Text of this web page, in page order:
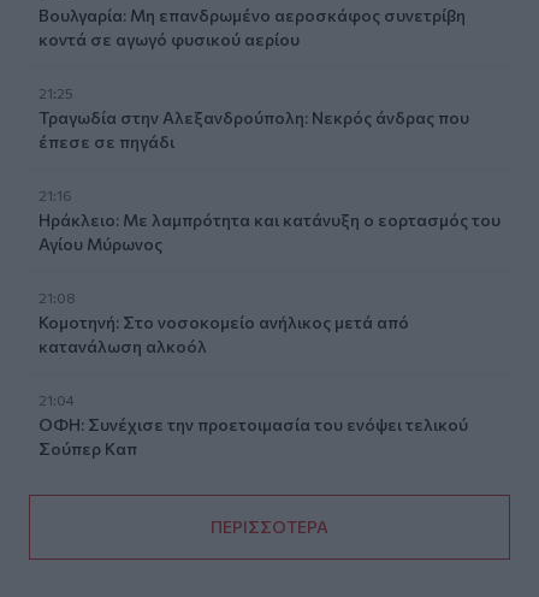
Βουλγαρία: Μη επανδρωμένο αεροσκάφος συνετρίβη
κοντά σε αγωγό φυσικού αερίου
21:25
Τραγωδία στην Αλεξανδρούπολη: Νεκρός άνδρας που
έπεσε σε πηγάδι
21:16
Ηράκλειο: Με λαμπρότητα και κατάνυξη ο εορτασμός του
Αγίου Μύρωνος
21:08
Κομοτηνή: Στο νοσοκομείο ανήλικος μετά από
κατανάλωση αλκοόλ
21:04
ΟΦΗ: Συνέχισε την προετοιμασία του ενόψει τελικού
Σούπερ Καπ
ΠΕΡΙΣΣΟΤΕΡΑ